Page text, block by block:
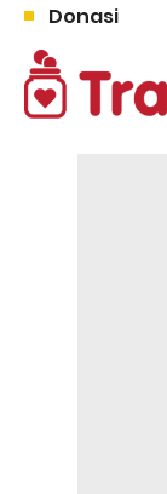
Donasi